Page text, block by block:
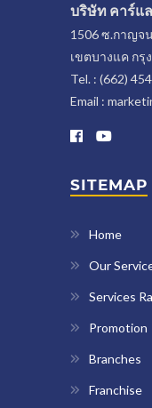
บริษัท คาร์แ
1506 ซ.กาญจ
เขตบางแค กรุ
Tel. : (662)
Email :
SITEMAP
Home
Our
Services
Promotion
Branches
Franchise